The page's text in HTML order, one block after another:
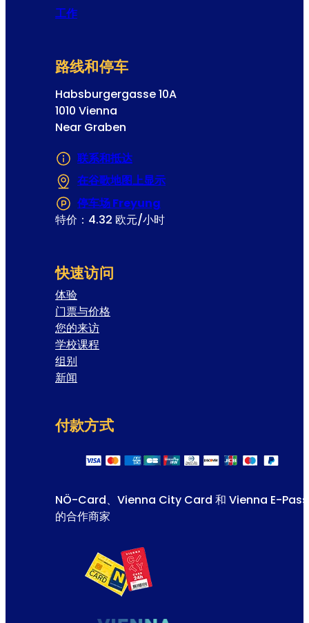
工作
路线和停车
Habsburgergasse 10A
1010 Vienna
Near Graben
联系和抵达
在谷歌地图上显示
停车场 Freyung
特价：4.32 欧元/小时
快速访问
体验
门票与价格
您的来访
学校课程
组别
新闻
付款方式
NÖ-Card、Vienna City Card 和 Vienna E-Pass
的合作商家